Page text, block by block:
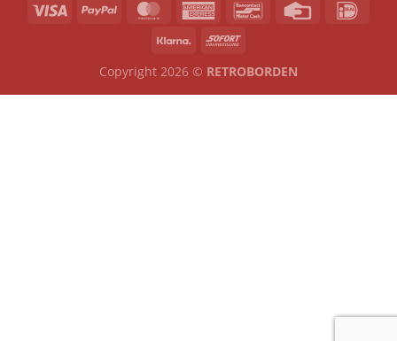
Copyright 2026 © RETROBORDEN